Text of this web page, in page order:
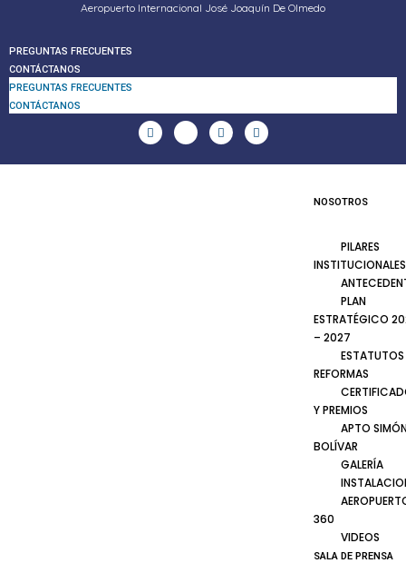
Aeropuerto Internacional José Joaquín De Olmedo
PREGUNTAS FRECUENTES
CONTÁCTANOS
PREGUNTAS FRECUENTES
CONTÁCTANOS
NOSOTROS
PILARES
INSTITUCIONALES
PLAN
ESTRATÉGICO
– 2027
ESTATUTOS
REFORMAS
Y PREMIOS
APTO
BOLÍVAR
GALERÍA
360
VIDEOS
SALA DE PRENSA